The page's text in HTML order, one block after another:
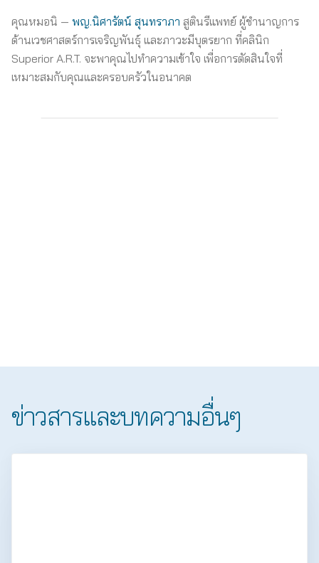
คุณหมอนิ — พญ.นิศารัตน์ สุนทราภา สูตินรีแพทย์ ผู้ชำนาญการ
ด้านเวชศาสตร์การเจริญพันธุ์ และภาวะมีบุตรยาก ที่คลินิก
Superior A.R.T. จะพาคุณไปทำความเข้าใจ เพื่อการตัดสินใจที่
เหมาะสมกับคุณและครอบครัวในอนาคต
ข่าวสารและบทความอื่นๆ